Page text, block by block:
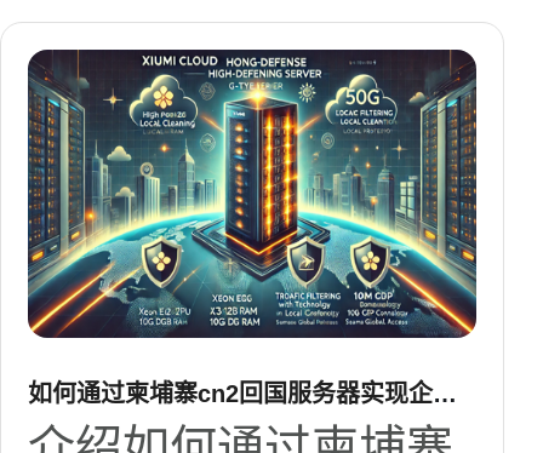
如何通过柬埔寨cn2回国服务器实现企业
办公与视频会议零卡顿